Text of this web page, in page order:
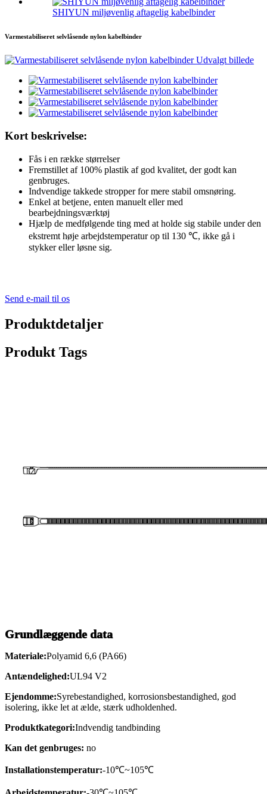
SHIYUN miljøvenlig aftagelig kabelbinder
Varmestabiliseret selvlåsende nylon kabelbinder
Kort beskrivelse:
Fås i en række størrelser
Fremstillet af 100% plastik af god kvalitet, der godt kan
genbruges.
Indvendige takkede stropper for mere stabil omsnøring.
Enkel at betjene, enten manuelt eller med
bearbejdningsværktøj
Hjælp de medfølgende ting med at holde sig stabile under den
ekstremt høje arbejdstemperatur op til 130 ℃, ikke gå i
stykker eller løsne sig.
Send e-mail til os
Produktdetaljer
Produkt Tags
Grundlæggende data
Materiale:Polyamid 6,6 (PA66)
Antændelighed:UL94 V2
Ejendomme:Syrebestandighed, korrosionsbestandighed, god
isolering, ikke let at ælde, stærk udholdenhed.
Produktkategori:Indvendig tandbinding
Kan det genbruges: no
Installationstemperatur:-10℃~105℃